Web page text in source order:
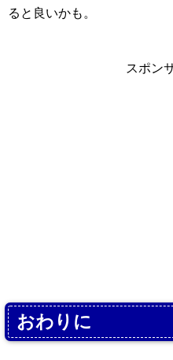
ると良いかも。
スポン
おわりに